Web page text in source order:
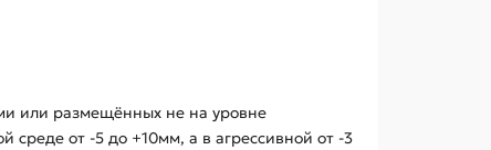
или размещённых не на уровне
среде от -5 до +10мм, а в агрессивной от -3